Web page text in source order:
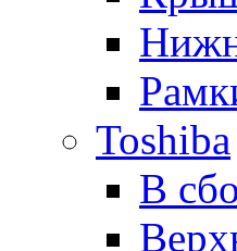
Toshiba
В